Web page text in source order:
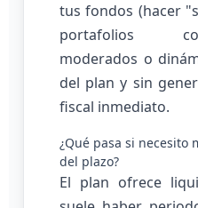
tus fondos (hacer
portafolios
moderados o
del plan y sin
fiscal inmediato.
¿Qué pasa si necesito
del plazo?
El plan ofrece